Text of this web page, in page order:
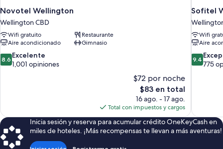
Novotel Wellington
Wellington CBD
Wifi gratuito
Restaurante
Aire acondicionado
Gimnasio
8.6
de
8.6 Excelente
1,001 opiniones
$72 por noche
El
precio
actual
es
de
$83
$83 en total
16 ago. - 17 ago.
Total con impuestos y cargos
Sofitel
Wifi
Aire
9.4
de
9.4
775
Inicia sesión y reserva para acumular crédito OneKeyCash en
miles de hoteles. ¡Más recompensas te llevan a más aventuras!